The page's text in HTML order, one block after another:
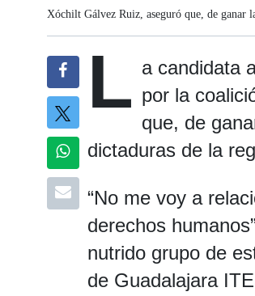
Xóchilt Gálvez Ruiz, aseguró que, de ganar
L a candidata
por la
que, de
dictaduras de la
“No me voy a
derechos
nutrido grupo de
de Guadalajara